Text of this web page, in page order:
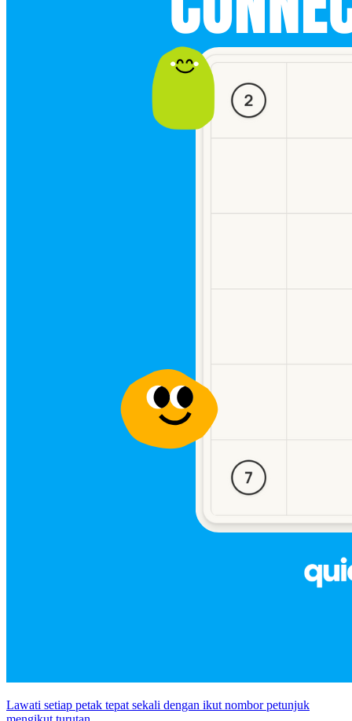
Lawati setiap petak tepat sekali dengan ikut nombor petunjuk